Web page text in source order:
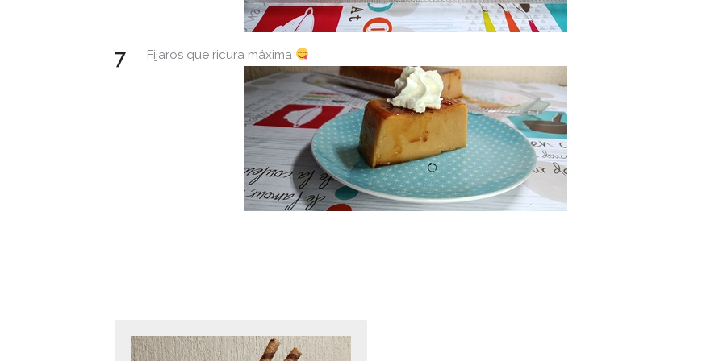
Fijaros que ricura máxima